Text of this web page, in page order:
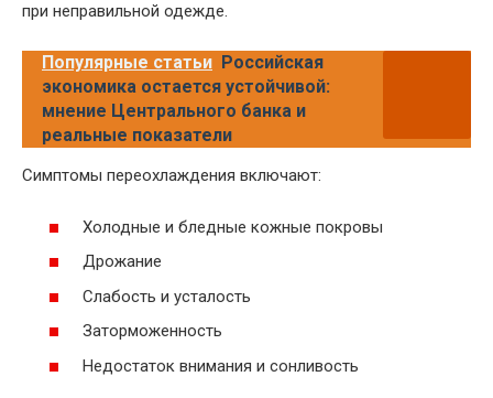
при неправильной одежде.
Популярные статьи Российская
экономика остается устойчивой:
мнение Центрального банка и
реальные показатели
Симптомы переохлаждения включают:
Холодные и бледные кожные покровы
Дрожание
Слабость и усталость
Заторможенность
Недостаток внимания и сонливость